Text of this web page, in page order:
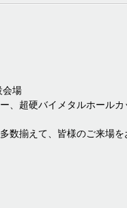
会場
、超硬バイメタルホール
数揃えて、皆様のご来場